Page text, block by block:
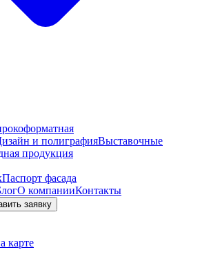
и полиграфияВыставочные
продукция
Паспорт фасада
О компанииКонтакты
заявку
карте